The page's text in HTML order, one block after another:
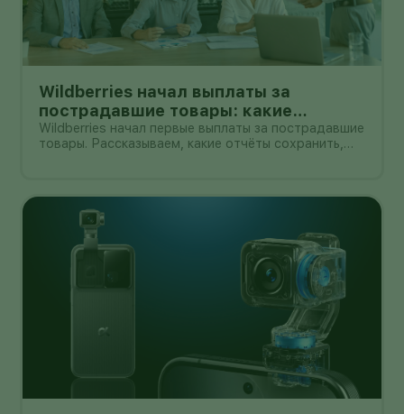
Wildberries начал выплаты за
пострадавшие товары: какие
документы собрать и чем поможет
АПМ
Wildberries начал первые выплаты за пострадавшие
товары. Рассказываем, какие отчёты сохранить,